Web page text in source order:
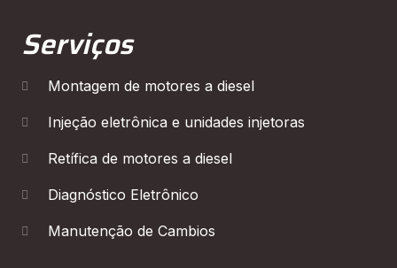
Serviços
Montagem de motores a diesel
Injeção eletrônica e unidades injetoras
Retífica de motores a diesel
Diagnóstico Eletrônico
Manutenção de Cambios